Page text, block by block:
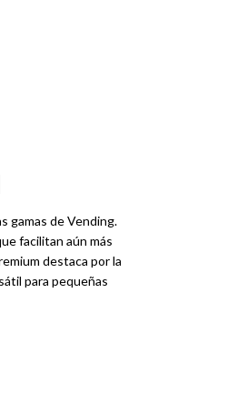
gamas de Vending.
facilitan aún más
destaca por la
para pequeñas